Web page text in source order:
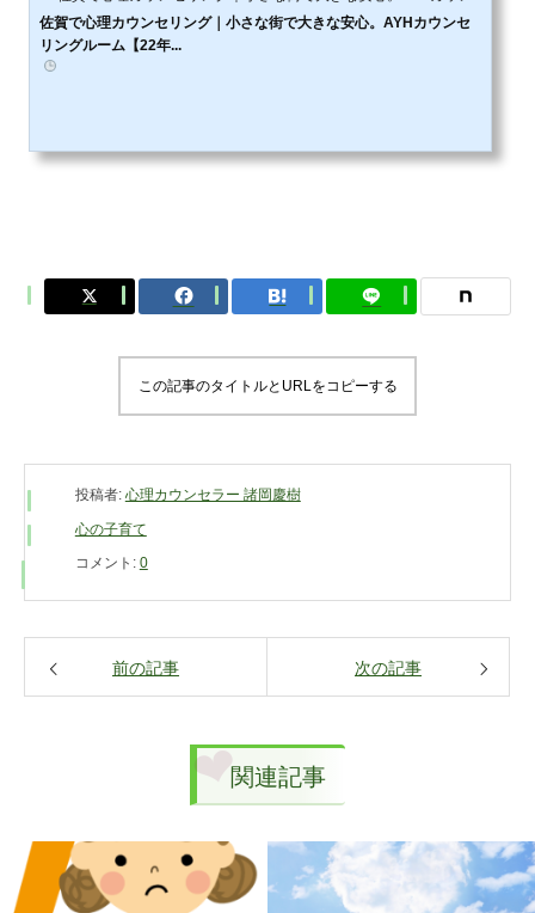
佐賀で心理カウンセリング｜小さな街で大きな安心。AYHカウンセ
リングルーム【22年...
この記事のタイトルとURLをコピーする
投稿者: 心理カウンセラー 諸岡慶樹
心の子育て
コメント: 0
前の記事 次の記事
関連記事